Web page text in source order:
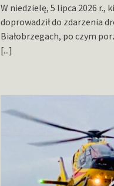
W niedzielę, 5 lipca 2026 r.,
doprowadził do zdarzenia
Białobrzegach, po czym
[...]